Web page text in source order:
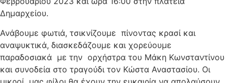
Δημαρχείου.
Ανάβουμε φωτιά, τσικνίζουμε πίνοντας κρασί και
αναψυκτικά, διασκεδάζουμε και χορεύουμε
παραδοσιακά με την ορχήστρα του Μάκη Κωνσταντίνου
και συνοδεία στο τραγούδι τον Κώστα Αναστασίου. Οι